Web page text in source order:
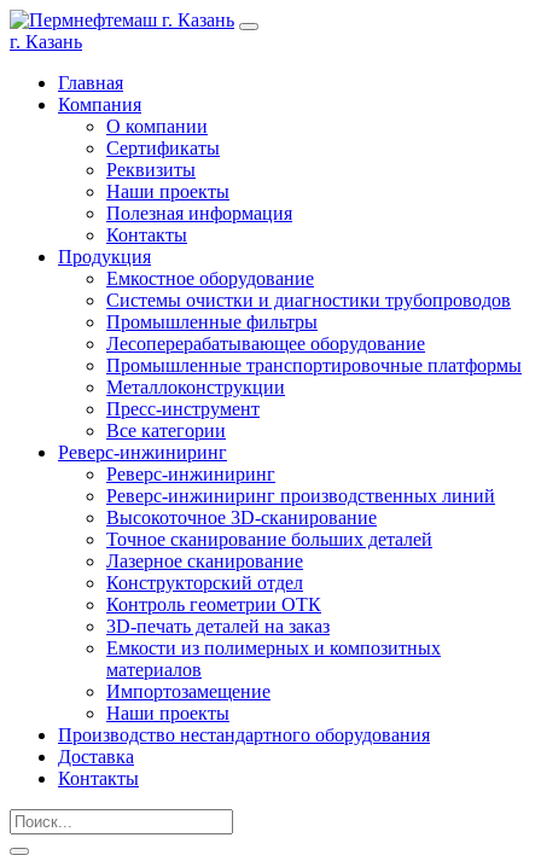
г. Казань
Главная
Компания
О компании
Сертификаты
Реквизиты
Наши проекты
Полезная информация
Контакты
Продукция
Емкостное оборудование
Системы очистки и диагностики трубопроводов
Промышленные фильтры
Лесоперерабатывающее оборудование
Промышленные транспортировочные платформы
Металлоконструкции
Пресс-инструмент
Все категории
Реверс-инжиниринг
Реверс-инжиниринг
Реверс-инжиниринг производственных линий
Высокоточное 3D-сканирование
Точное сканирование больших деталей
Лазерное сканирование
Конструкторский отдел
Контроль геометрии ОТК
3D-печать деталей на заказ
Емкости из полимерных и композитных
материалов
Импортозамещение
Наши проекты
Производство нестандартного оборудования
Доставка
Контакты